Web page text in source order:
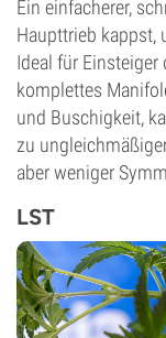
Ein einfacherer,
Haupttrieb kappst,
Ideal für Einsteiger
komplettes
und Buschigkeit,
zu
aber weniger
LST